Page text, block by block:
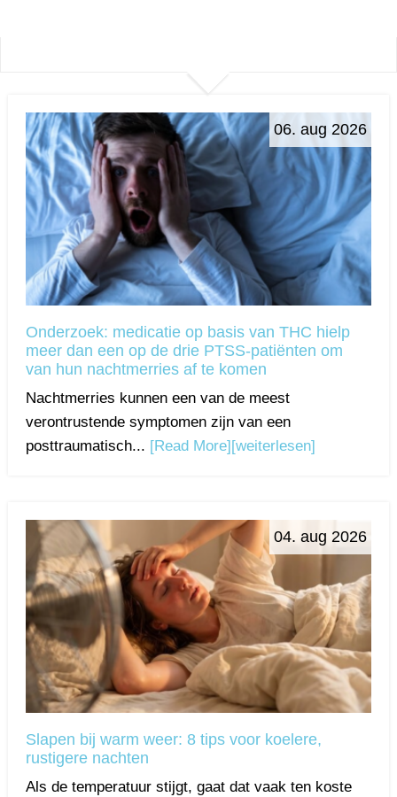
06. aug 2026
Onderzoek: medicatie op basis van THC hielp
meer dan een op de drie PTSS-patiënten om
van hun nachtmerries af te komen
Nachtmerries kunnen een van de meest
verontrustende symptomen zijn van een
posttraumatisch... [Read More] [weiterlesen]
04. aug 2026
Slapen bij warm weer: 8 tips voor koelere,
rustigere nachten
Als de temperatuur stijgt, gaat dat vaak ten koste